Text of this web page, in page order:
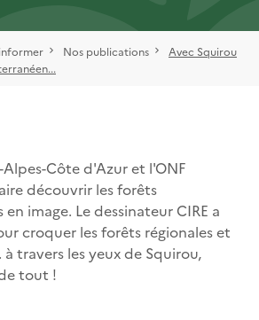
Nos publications
Avec Squirou
Alpes-Côte d'Azur et l'ONF
découvrir les forêts
image. Le dessinateur CIRE a
croquer les forêts régionales et
à travers les yeux de Squirou,
tout !